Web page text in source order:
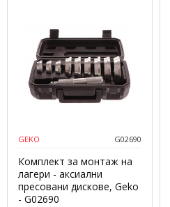
GEKO G02690
Комплект за монтаж на
лагери - аксиални
пресовани дискове, Geko
- G02690